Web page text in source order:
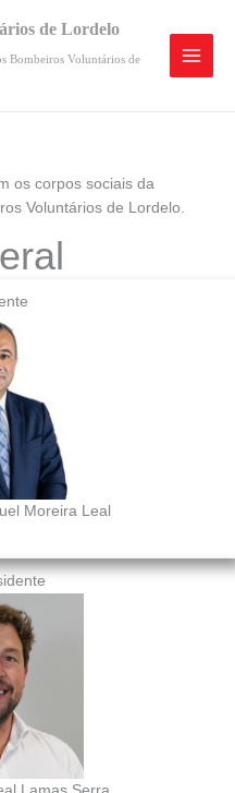
de Lordelo
Bombeiros Voluntários de
os corpos sociais da
Voluntários de Lordelo.
Moreira Leal